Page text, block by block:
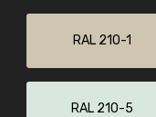
RAL 210-1
RAL 210-5